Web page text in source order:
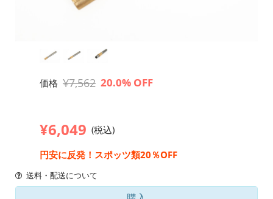
価格 ¥7,562 20.0% OFF
¥6,049 (税込)
円安に反発！スポッツ類20％OFF
送料・配送について